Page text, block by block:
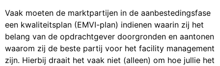
Vaak moeten de marktpartijen in de aanbestedingsfase
een kwaliteitsplan (EMVI-plan) indienen waarin zij het
belang van de opdrachtgever doorgronden en aantonen
waarom zij de beste partij voor het facility management
zijn. Hierbij draait het vaak niet (alleen) om hoe jullie het